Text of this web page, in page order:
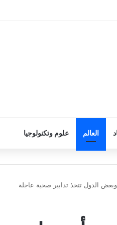
العالم علوم وتكنولوجيا
الدول تتخذ تدابير صحية عاجلة